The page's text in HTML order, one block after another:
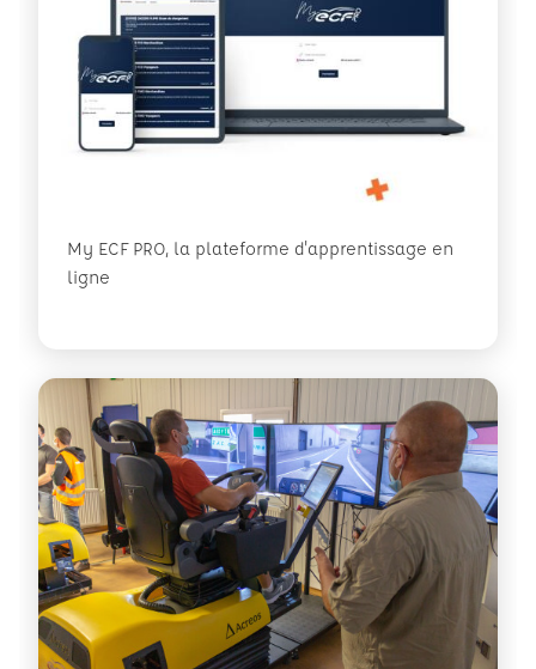
My ECF PRO, la plateforme d'apprentissage en
ligne